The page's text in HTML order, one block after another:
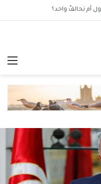
أم تحالفٌ واحد؟